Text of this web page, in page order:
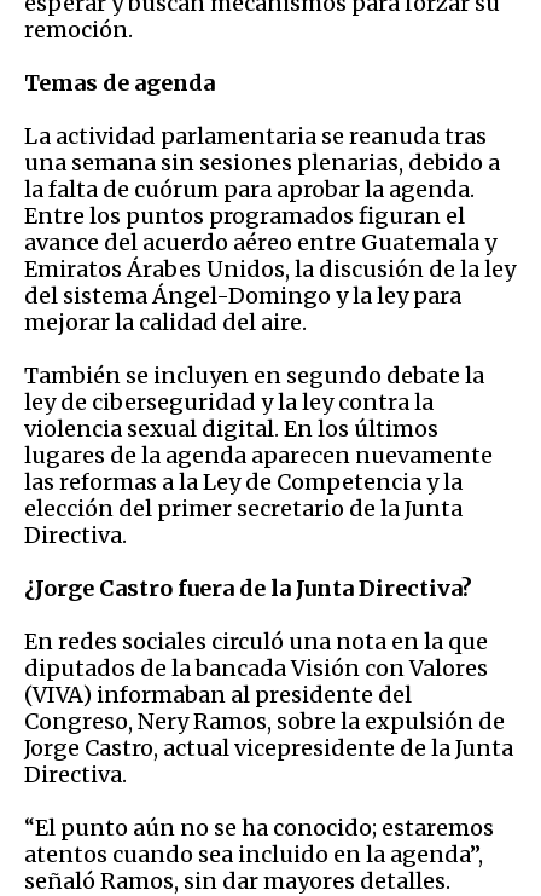
remoción.
Temas de agenda
La actividad parlamentaria se reanuda tras
una semana sin sesiones plenarias, debido a
la falta de cuórum para aprobar la agenda.
Entre los puntos programados figuran el
avance del acuerdo aéreo entre Guatemala y
Emiratos Árabes Unidos, la discusión de la ley
del sistema Ángel-Domingo y la ley para
mejorar la calidad del aire.
También se incluyen en segundo debate la
ley de ciberseguridad y la ley contra la
violencia sexual digital. En los últimos
lugares de la agenda aparecen nuevamente
las reformas a la Ley de Competencia y la
elección del primer secretario de la Junta
Directiva.
¿Jorge Castro fuera de la Junta Directiva?
En redes sociales circuló una nota en la que
diputados de la bancada Visión con Valores
(VIVA) informaban al presidente del
Congreso, Nery Ramos, sobre la expulsión de
Jorge Castro, actual vicepresidente de la Junta
Directiva.
“El punto aún no se ha conocido; estaremos
atentos cuando sea incluido en la agenda”,
señaló Ramos, sin dar mayores detalles.